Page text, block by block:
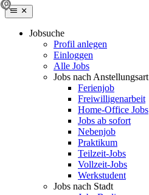
Jobsuche
Profil anlegen
Einloggen
Alle Jobs
Jobs nach Anstellungsart
Ferienjob
Freiwilligenarbeit
Home-Office Jobs
Jobs ab sofort
Nebenjob
Praktikum
Teilzeit-Jobs
Vollzeit-Jobs
Werkstudent
Jobs nach Stadt